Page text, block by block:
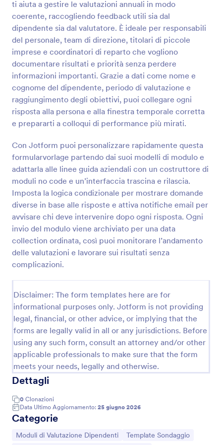
ti aiuta a gestire le valutazioni annuali in modo
coerente, raccogliendo feedback utili sia dal
dipendente sia dal valutatore. È ideale per responsabili
del personale, team di direzione, titolari di piccole
imprese e coordinatori di reparto che vogliono
documentare risultati e priorità senza perdere
informazioni importanti. Grazie a dati come nome e
cognome del dipendente, periodo di valutazione e
raggiungimento degli obiettivi, puoi collegare ogni
risposta alla persona e alla finestra temporale corretta
e prepararti a colloqui di performance più mirati.
Con Jotform puoi personalizzare rapidamente questa
formularvorlage partendo dai suoi modelli di modulo e
adattarla alle linee guida aziendali con un costruttore di
moduli no code e un’interfaccia trascina e rilascia.
Imposta la logica condizionale per mostrare domande
diverse in base alle risposte e attiva notifiche email per
avvisare chi deve intervenire dopo ogni risposta. Ogni
invio del modulo viene archiviato per una data
collection ordinata, così puoi monitorare l’andamento
delle valutazioni e lavorare sui risultati senza
complicazioni.
Disclaimer: The form templates here are for
informational purposes only. Jotform is not providing
legal, financial, or other advice, or implying that the
forms are legally valid in all or any jurisdictions. Before
using any such form, consult an attorney and/or other
applicable professionals to make sure that the form
meets your needs, legally and otherwise.
Dettagli
0 Clonazioni
Data Ultimo Aggiornamento: 25 giugno 2026
Categorie
Vai alla Categoria:
Moduli di Valutazione Dipendenti Vai alla Categoria:
Template Sondaggio
Anteprima
Gestisci la chiusura dei periodi di affiancamento con
la Liberatoria di Fine Affiancamento Form di
che vogliono standardizzare la raccolta dati e
archiviare ogni risposta del modulo.
Go to Category:
Moduli Risorse Umane
Usa Template
Anteprima